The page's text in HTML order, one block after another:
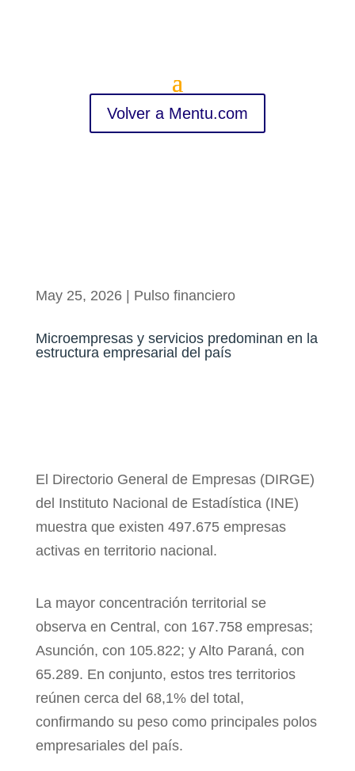
Volver a Mentu.com
May 25, 2026| Pulso financiero
Microempresas y servicios predominan en la
estructura empresarial del país
El Directorio General de Empresas (DIRGE)
del Instituto Nacional de Estadística (INE)
muestra que existen 497.675 empresas
activas en territorio nacional.
La mayor concentración territorial se
observa en Central, con 167.758 empresas;
Asunción, con 105.822; y Alto Paraná, con
65.289. En conjunto, estos tres territorios
reúnen cerca del 68,1% del total,
confirmando su peso como principales polos
empresariales del país.